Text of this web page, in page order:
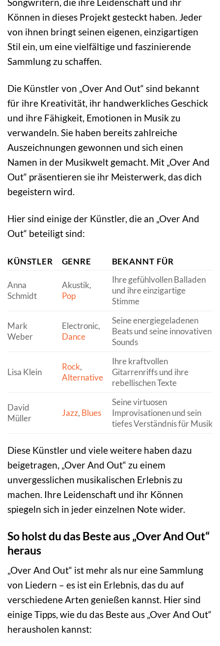
Können in dieses Projekt gesteckt haben. Jeder
von ihnen bringt seinen eigenen, einzigartigen
Stil ein, um eine vielfältige und faszinierende
Sammlung zu schaffen.
Die Künstler von „Over And Out“ sind bekannt
für ihre Kreativität, ihr handwerkliches Geschick
und ihre Fähigkeit, Emotionen in Musik zu
verwandeln. Sie haben bereits zahlreiche
Auszeichnungen gewonnen und sich einen
Namen in der Musikwelt gemacht. Mit „Over And
Out“ präsentieren sie ihr Meisterwerk, das dich
begeistern wird.
Hier sind einige der Künstler, die an „Over And
Out“ beteiligt sind:
KÜNSTLER GENRE BEKANNT FÜR
Anna
Schmidt
Akustik,
Pop
Ihre gefühlvollen Balladen
und ihre einzigartige
Stimme
Mark
Weber
Electronic,
Dance
Seine energiegeladenen
Beats und seine innovativen
Sounds
Lisa Klein
Rock,
Alternative
Ihre kraftvollen
Gitarrenriffs und ihre
rebellischen Texte
David
Müller
Jazz, Blues
Seine virtuosen
Improvisationen und sein
tiefes Verständnis für Musik
Diese Künstler und viele weitere haben dazu
beigetragen, „Over And Out“ zu einem
unvergesslichen musikalischen Erlebnis zu
machen. Ihre Leidenschaft und ihr Können
spiegeln sich in jeder einzelnen Note wider.
So holst du das Beste aus „Over And Out“
heraus
„Over And Out“ ist mehr als nur eine Sammlung
von Liedern – es ist ein Erlebnis, das du auf
verschiedene Arten genießen kannst. Hier sind
einige Tipps, wie du das Beste aus „Over And Out“
herausholen kannst: